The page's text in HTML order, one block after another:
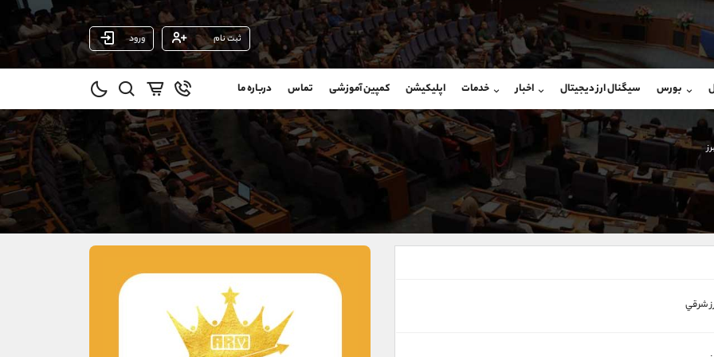
ثبت نام ورود
بورس سیگنال ارز دیجیتال اخبار خدمات اپلیکیشن کمپین آموزشی تماس درباره ما
شرقي
شروع گفتگو
@Armteam_admin_104
104
شروع گفتگو
@Armteam_admin_por
داخلی 107
(یوسف فرخنده)
09194198792
واتساپ شروع گفتگو
تلگرام @Armteam_admin_33
021-22021030
90001030
@alirezamehrabi_com
@alirezamehrabi_official